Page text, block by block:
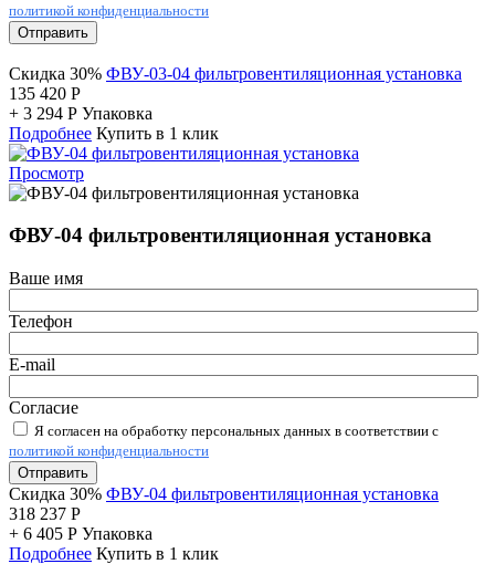
политикой конфиденциальности
Отправить
Скидка 30% ФВУ-03-04 фильтровентиляционная установка
135 420 Р
+ 3 294 Р Упаковка
Подробнее Купить в 1 клик
Просмотр
ФВУ-04 фильтровентиляционная установка
Ваше имя
Телефон
E-mail
Согласие
Я согласен на обработку персональных данных в соответствии с
политикой конфиденциальности
Отправить
Скидка 30% ФВУ-04 фильтровентиляционная установка
318 237 Р
+ 6 405 Р Упаковка
Подробнее Купить в 1 клик